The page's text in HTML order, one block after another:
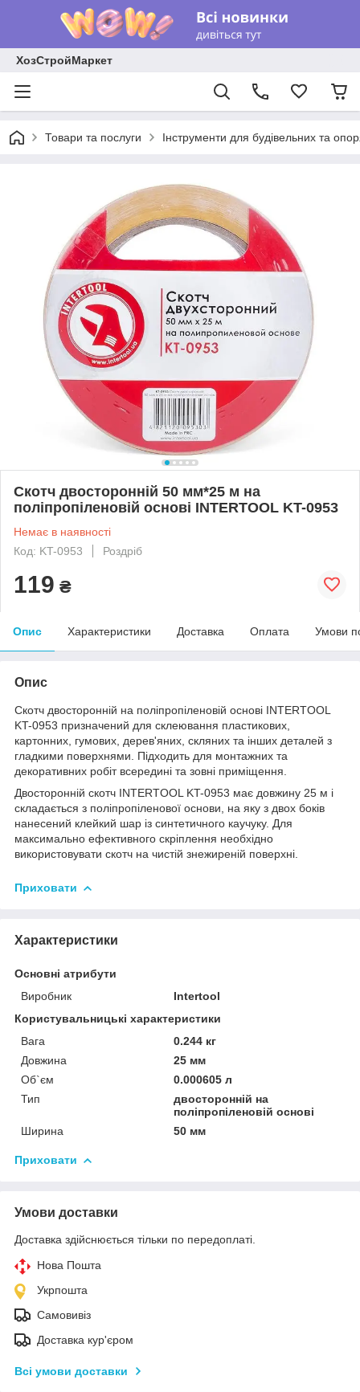
ХозСтройМаркет
Товари та послуги Інструменти для будівельних та
Скотч двосторонній 50 мм*25 м на
поліпропіленовій основі INTERTOOL KT-0953
Немає в наявності
Код: KT-0953
Роздріб
119 ₴
Опис Характеристики Доставка Оплата Умови
Опис
Скотч двосторонній на поліпропіленовій основі INTERTOOL
KT-0953 призначений для склеювання пластикових,
картонних, гумових, дерев'яних, скляних та інших деталей з
гладкими поверхнями. Підходить для монтажних та
декоративних робіт всередині та зовні приміщення.
Двосторонній скотч INTERTOOL KT-0953 має довжину 25 м і
складається з поліпропіленової основи, на яку з двох боків
нанесений клейкий шар із синтетичного каучуку. Для
максимально ефективного скріплення необхідно
використовувати скотч на чистій знежиреній поверхні.
Приховати
Характеристики
Основні атрибути
Виробник
Intertool
Користувальницькі характеристики
Вага
0.244 кг
Довжина
25 мм
Об`єм
0.000605 л
Тип
двосторонній на
поліпропіленовій основі
Ширина
50 мм
Приховати
Умови доставки
Доставка здійснюється тільки по передоплаті.
Нова Пошта
Укрпошта
Самовивіз
Доставка кур'єром
Всі умови доставки